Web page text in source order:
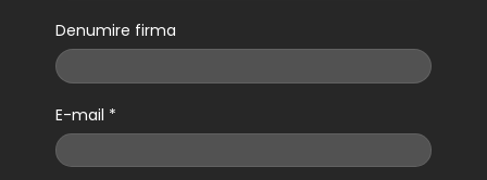
Denumire firma
E-mail *